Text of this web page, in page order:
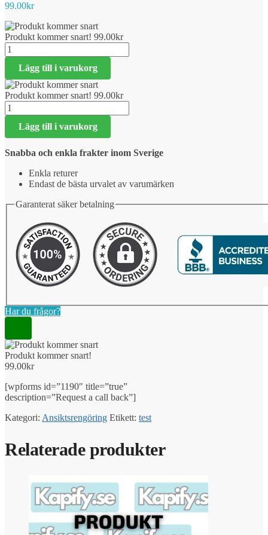
99.00kr
Produkt kommer snart! 99.00kr
Produkt
kommer
snart!
mängd
Lägg till i varukorg
Produkt kommer snart! 99.00kr
Produkt
kommer
snart!
mängd
Lägg till i varukorg
Snabba och enkla frakter inom Sverige
Enkla returer
Endast de bästa urvalet av varumärken
Garanterat säker betalning
Har du frågor?
Produkt kommer snart!
99.00kr
[wpforms id=”1190″ title=”true”
description=”Request a call back”]
Kategori: Ansiktsrengöring Etikett: test
Relaterade produkter